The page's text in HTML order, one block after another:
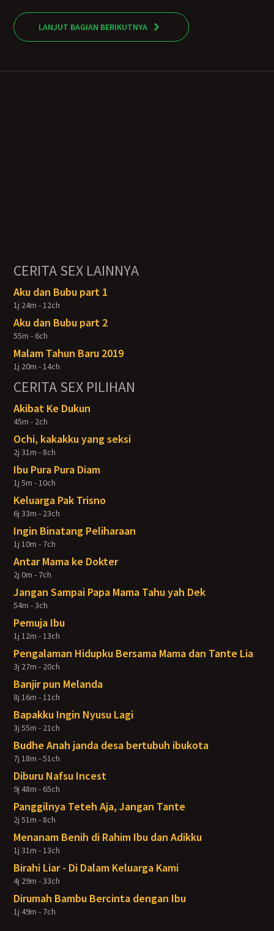
LANJUT BAGIAN BERIKUTNYA
CERITA SEX LAINNYA
Aku dan Bubu part 1
1j 24m - 12ch
Aku dan Bubu part 2
55m - 6ch
Malam Tahun Baru 2019
1j 20m - 14ch
CERITA SEX PILIHAN
Akibat Ke Dukun
45m - 2ch
Ochi, kakakku yang seksi
2j 31m - 8ch
Ibu Pura Pura Diam
1j 5m - 10ch
Keluarga Pak Trisno
6j 33m - 23ch
Ingin Binatang Peliharaan
1j 10m - 7ch
Antar Mama ke Dokter
2j 0m - 7ch
Jangan Sampai Papa Mama Tahu yah Dek
54m - 3ch
Pemuja Ibu
1j 12m - 13ch
Pengalaman Hidupku Bersama Mama dan Tante Lia
3j 27m - 20ch
Banjir pun Melanda
8j 16m - 11ch
Bapakku Ingin Nyusu Lagi
3j 55m - 21ch
Budhe Anah janda desa bertubuh ibukota
7j 18m - 51ch
Diburu Nafsu Incest
9j 48m - 65ch
Panggilnya Teteh Aja, Jangan Tante
2j 51m - 8ch
Menanam Benih di Rahim Ibu dan Adikku
1j 31m - 13ch
Birahi Liar - Di Dalam Keluarga Kami
4j 29m - 33ch
Dirumah Bambu Bercinta dengan Ibu
1j 49m - 7ch